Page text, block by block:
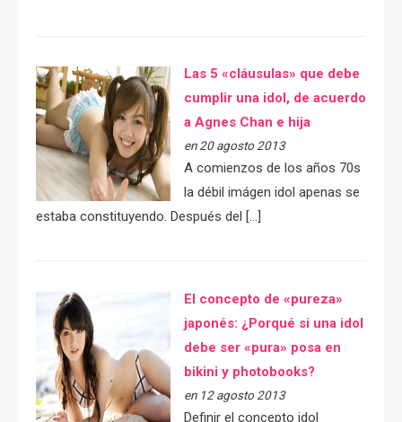
Las 5 «cláusulas» que debe
cumplir una idol, de acuerdo
a Agnes Chan e hija
en 20 agosto 2013
A comienzos de los años 70s
la débil imágen idol apenas se
estaba constituyendo. Después del […]
El concepto de «pureza»
japonés: ¿Porqué si una idol
debe ser «pura» posa en
bikini y photobooks?
en 12 agosto 2013
Definir el concepto idol